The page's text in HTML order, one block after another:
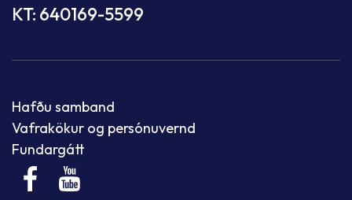
KT: 640169-5599
Hafðu samband
Vafrakökur og persónuvernd
Fundargátt